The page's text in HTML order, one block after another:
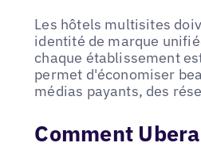
Les hôtels multisites
identité de marque
chaque établissement
permet d'économiser
médias payants, des
Comment